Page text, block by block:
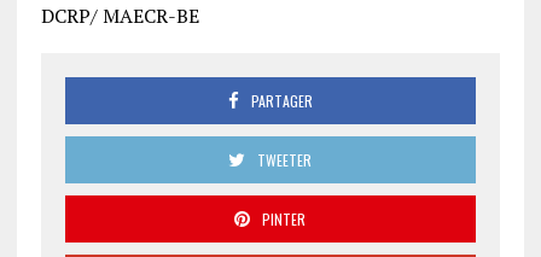
DCRP/ MAECR-BE
PARTAGER
TWEETER
PINTER